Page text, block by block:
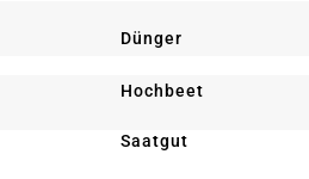
Dünger
Hochbeet
Saatgut